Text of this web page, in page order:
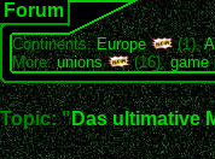
Forum
Continents:Europe (1),
More:unions (16),game
Topic: "Das ultimative